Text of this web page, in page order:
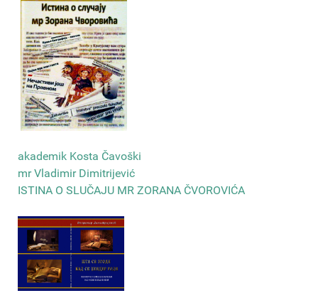
akademik Kosta Čavoški
mr Vladimir Dimitrijević
ISTINA O SLUČAJU MR ZORANA ČVOROVIĆA